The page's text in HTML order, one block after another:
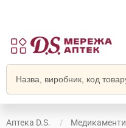
Аптека D.S. Медикаменти